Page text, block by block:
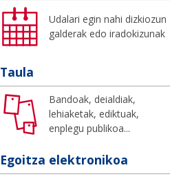
Udalari egin nahi dizkiozun
galderak edo iradokizunak
Taula
Bandoak, deialdiak,
lehiaketak, ediktuak,
enplegu publikoa...
Egoitza elektronikoa